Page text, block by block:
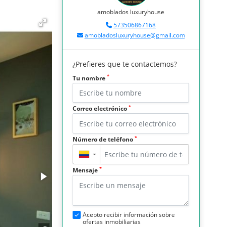
amoblados luxuryhouse
573506867168
amobladosluxuryhouse@gmail.com
¿Prefieres que te contactemos?
Tu nombre *
Correo electrónico *
Número de teléfono *
▼
Mensaje *
Acepto recibir información sobre
ofertas inmobiliarias